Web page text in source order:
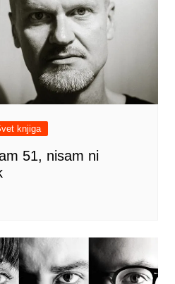
knjiga
51, nisam ni